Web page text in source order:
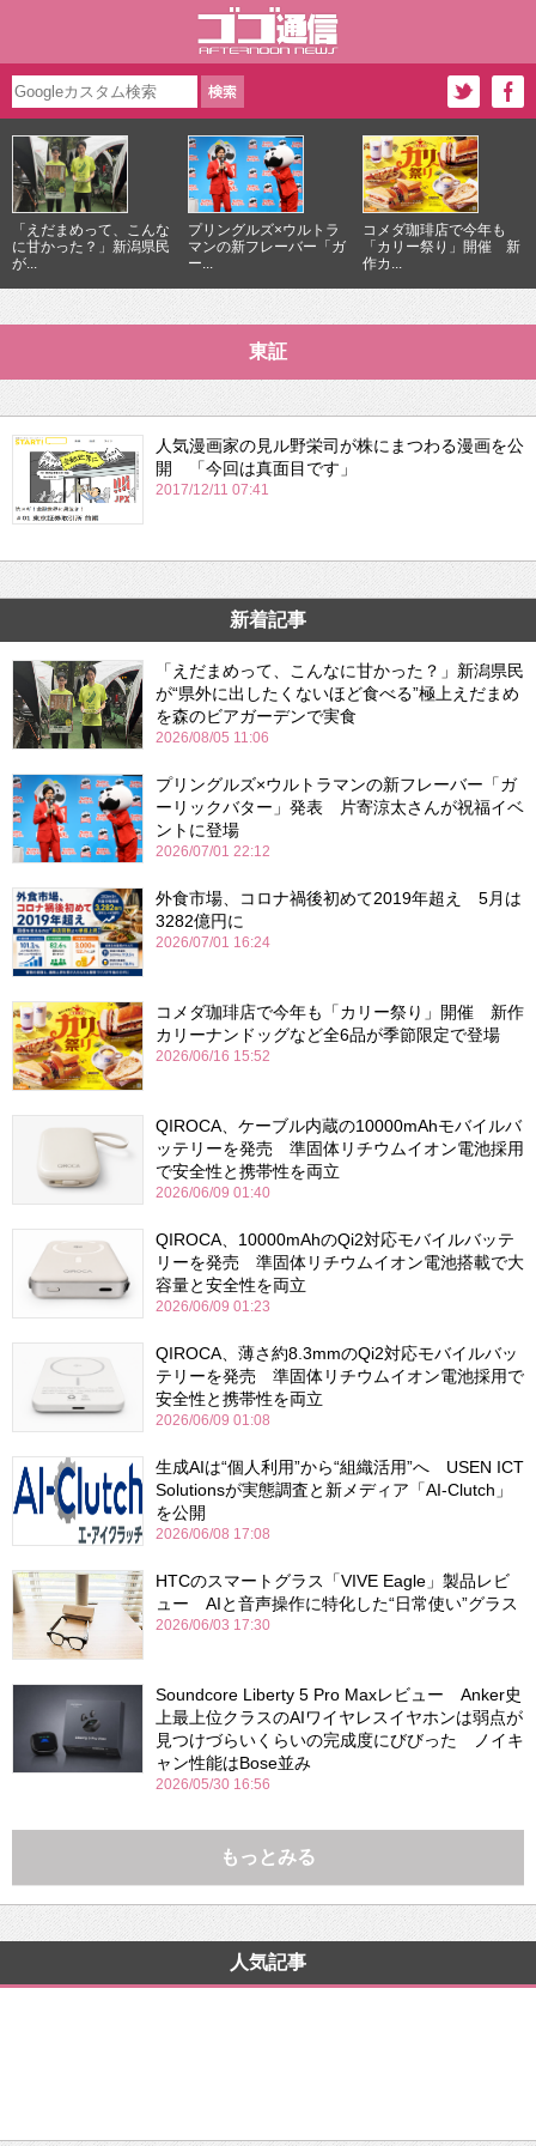
「えだまめって、こんな
に甘かった？」新潟県民
が...
プリングルズ×ウルトラ
マンの新フレーバー「ガ
ー...
コメダ珈琲店で今年も
「カリー祭り」開催 新
作カ...
東証
人気漫画家の見ル野栄司が株にまつわる漫画を公
開 「今回は真面目です」
2017/12/11 07:41
新着記事
「えだまめって、こんなに甘かった？」新潟県民
が“県外に出したくないほど食べる”極上えだまめ
を森のビアガーデンで実食
2026/08/05 11:06
プリングルズ×ウルトラマンの新フレーバー「ガ
ーリックバター」発表 片寄涼太さんが祝福イベ
ントに登場
2026/07/01 22:12
外食市場、コロナ禍後初めて2019年超え 5月は
3282億円に
2026/07/01 16:24
コメダ珈琲店で今年も「カリー祭り」開催 新作
カリーナンドッグなど全6品が季節限定で登場
2026/06/16 15:52
QIROCA、ケーブル内蔵の10000mAhモバイルバ
ッテリーを発売 準固体リチウムイオン電池採用
で安全性と携帯性を両立
2026/06/09 01:40
QIROCA、10000mAhのQi2対応モバイルバッテ
リーを発売 準固体リチウムイオン電池搭載で大
容量と安全性を両立
2026/06/09 01:23
QIROCA、薄さ約8.3mmのQi2対応モバイルバッ
テリーを発売 準固体リチウムイオン電池採用で
安全性と携帯性を両立
2026/06/09 01:08
生成AIは“個人利用”から“組織活用”へ USEN ICT
Solutionsが実態調査と新メディア「AI-Clutch」
を公開
2026/06/08 17:08
HTCのスマートグラス「VIVE Eagle」製品レビ
ュー AIと音声操作に特化した“日常使い”グラス
2026/06/03 17:30
Soundcore Liberty 5 Pro Maxレビュー Anker史
上最上位クラスのAIワイヤレスイヤホンは弱点が
見つけづらいくらいの完成度にびびった ノイキ
ャン性能はBose並み
2026/05/30 16:56
もっとみる
人気記事